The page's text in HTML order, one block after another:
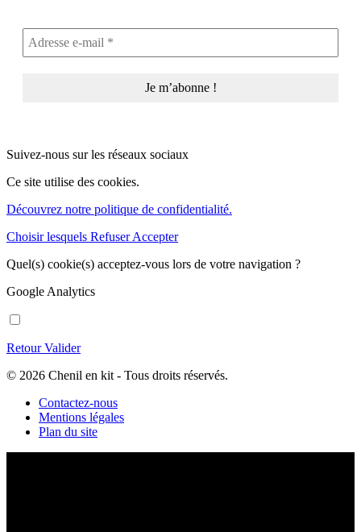
Suivez-nous sur les réseaux sociaux
Ce site utilise des cookies.
Découvrez notre politique de confidentialité.
Choisir lesquels RefuserAccepter
Quel(s) cookie(s) acceptez-vous lors de votre navigation ?
Google Analytics
RetourValider
© 2026 Chenil en kit - Tous droits réservés.
Contactez-nous
Mentions légales
Plan du site